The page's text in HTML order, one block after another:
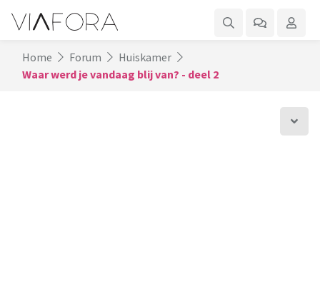
Home Forum
Huiskamer
Waar werd je vandaag blij van? - deel 2